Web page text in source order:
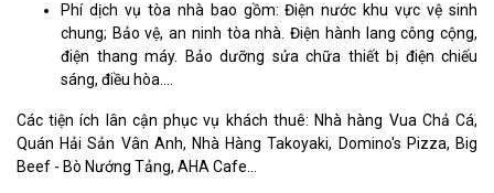
Phí dịch vụ tòa nhà bao gồm: Điện nước khu vực vệ sinh
chung; Bảo vệ, an ninh tòa nhà. Điện hành lang công cộng,
điện thang máy. Bảo dưỡng sửa chữa thiết bị điện chiếu
sáng, điều hòa....
Các tiện ích lân cận phục vụ khách thuê: Nhà hàng Vua Chả Cá,
Quán Hải Sản Vân Anh, Nhà Hàng Takoyaki, Domino's Pizza, Big
Beef - Bò Nướng Tảng, AHA Cafe...